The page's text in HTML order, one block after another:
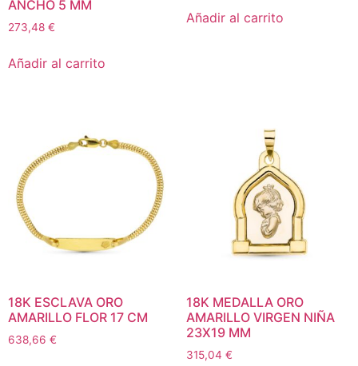
ANCHO 5 MM
273,48 €
Añadir al carrito
Añadir al carrito
18K ESCLAVA ORO
AMARILLO FLOR 17 CM
638,66 €
18K MEDALLA ORO
AMARILLO VIRGEN NIÑA
23X19 MM
315,04 €